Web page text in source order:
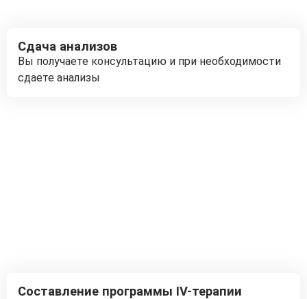
Сдача анализов
Вы получаете консультацию и при необходимости
сдаете анализы
Составление программы IV-терапии